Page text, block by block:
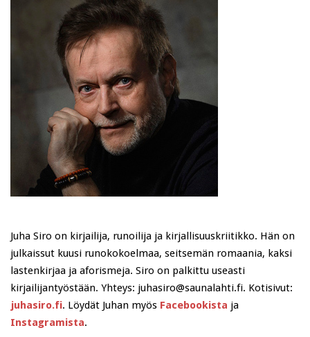
Juha Siro on kirjailija, runoilija ja kirjallisuuskriitikko. Hän on
julkaissut kuusi runokokoelmaa, seitsemän romaania, kaksi
lastenkirjaa ja aforismeja. Siro on palkittu useasti
kirjailijantyöstään. Yhteys: juhasiro@saunalahti.fi. Kotisivut:
juhasiro.fi. Löydät Juhan myös Facebookista ja
Instagramista.